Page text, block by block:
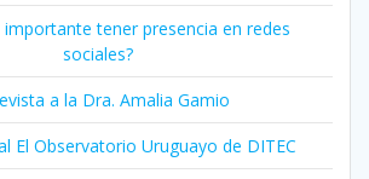
importante tener presencia en redes
sociales?
a la Dra. Amalia Gamio
El Observatorio Uruguayo de DITEC